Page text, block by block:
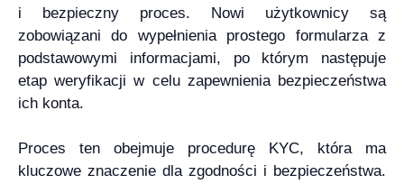
i bezpieczny proces. Nowi użytkownicy są
zobowiązani do wypełnienia prostego formularza z
podstawowymi informacjami, po którym następuje
etap weryfikacji w celu zapewnienia bezpieczeństwa
ich konta.
Proces ten obejmuje procedurę KYC, która ma
kluczowe znaczenie dla zgodności i bezpieczeństwa.